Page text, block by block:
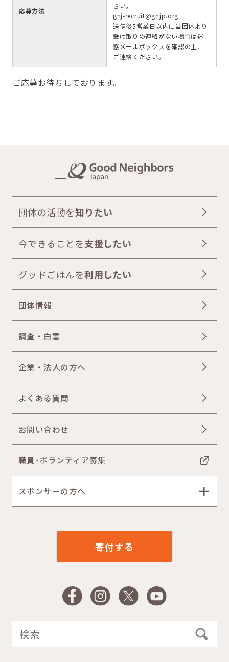
応募方法
さい。
gnj-recruit@gnjp.org
送信後5営業日以内に当団体より
受け取りの連絡がない場合は迷
惑メールボックスを確認の上、
ご連絡ください。
ご応募お待ちしております。
団体の活動を知りたい
今できることを支援したい
グッドごはんを利用したい
団体情報
調査・白書
企業・法人の方へ
よくある質問
お問い合わせ
職員･ボランティア募集
スポンサーの方へ
寄付する
FacebookInstagram
X YouTube